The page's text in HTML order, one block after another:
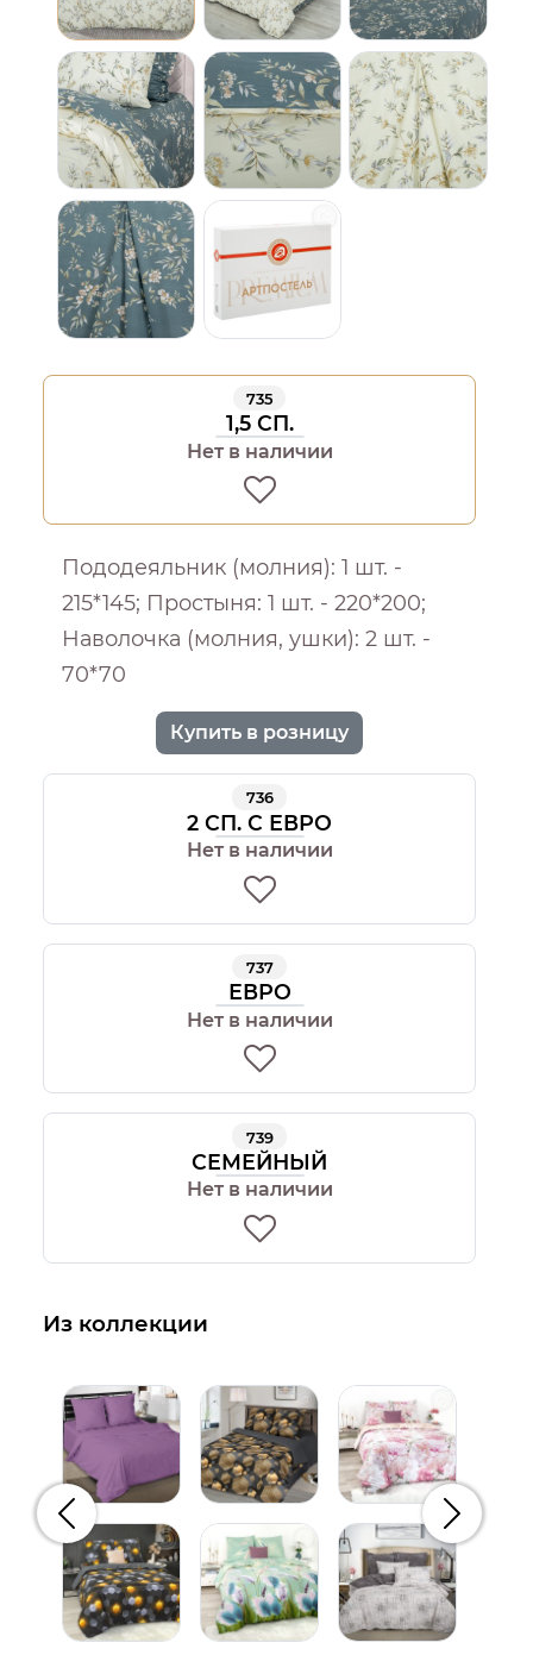
735
1,5 СП.
Нет в наличии
Пододеяльник (молния): 1 шт. -
215*145; Простыня: 1 шт. - 220*200;
Наволочка (молния, ушки): 2 шт. -
70*70
Купить в розницу
736
2 СП. С ЕВРО
Нет в наличии
737
ЕВРО
Нет в наличии
739
СЕМЕЙНЫЙ
Нет в наличии
Из коллекции
Предыдущий